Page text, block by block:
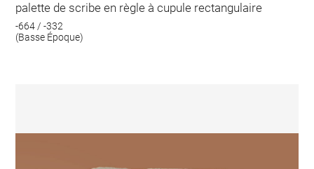
palette de scribe en règle à cupule rectangulaire
-664 / -332
(Basse Époque)